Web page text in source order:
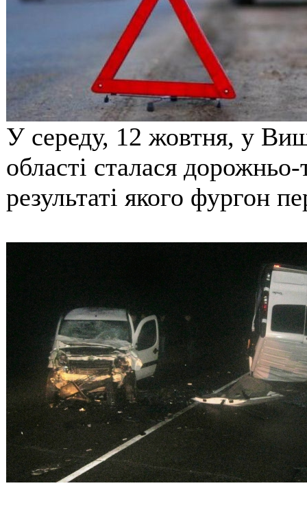
У середу, 12 жовтня, у
області сталася
результаті якого фургон